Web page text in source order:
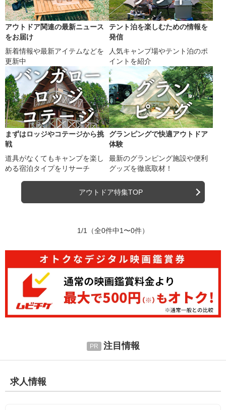
アウトドア関連の最新ニュース
をお届け
新着情報や最新アイテムなどを
更新中
テント泊を楽しむための情報を
発信
人気キャンプ場やテント泊のポ
イントを紹介
まずはロッジやコテージから挑
戦
道具がなくてもキャンプを楽し
める宿泊タイプをリサーチ
グランピングで快適アウトドア
体験
最新のグランピング施設や便利
グッズを徹底取材！
アウトドア特集TOP
1/1 （全0件中1〜0件）
注目情報
求人情報